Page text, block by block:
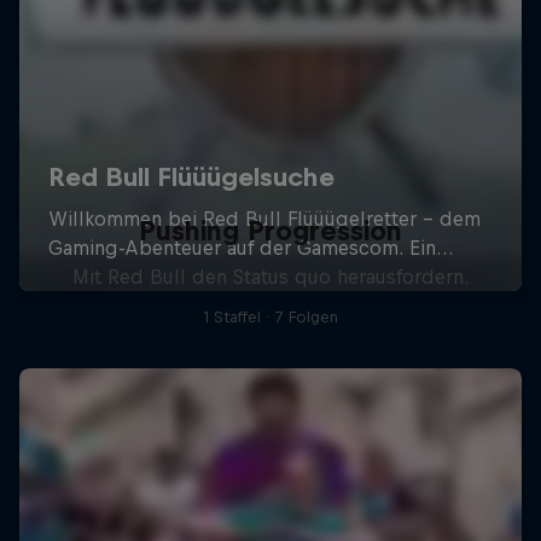
Pushing Progression
Mit Red Bull den Status quo herausfordern.
1 Staffel · 7 Folgen